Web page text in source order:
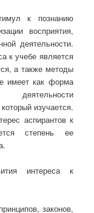
к познанию
восприятия,
деятельности.
к учебе является
а также методы
имеет как форма
деятельности
изучается.
аспирантов к
степень ее
интереса к
законов,